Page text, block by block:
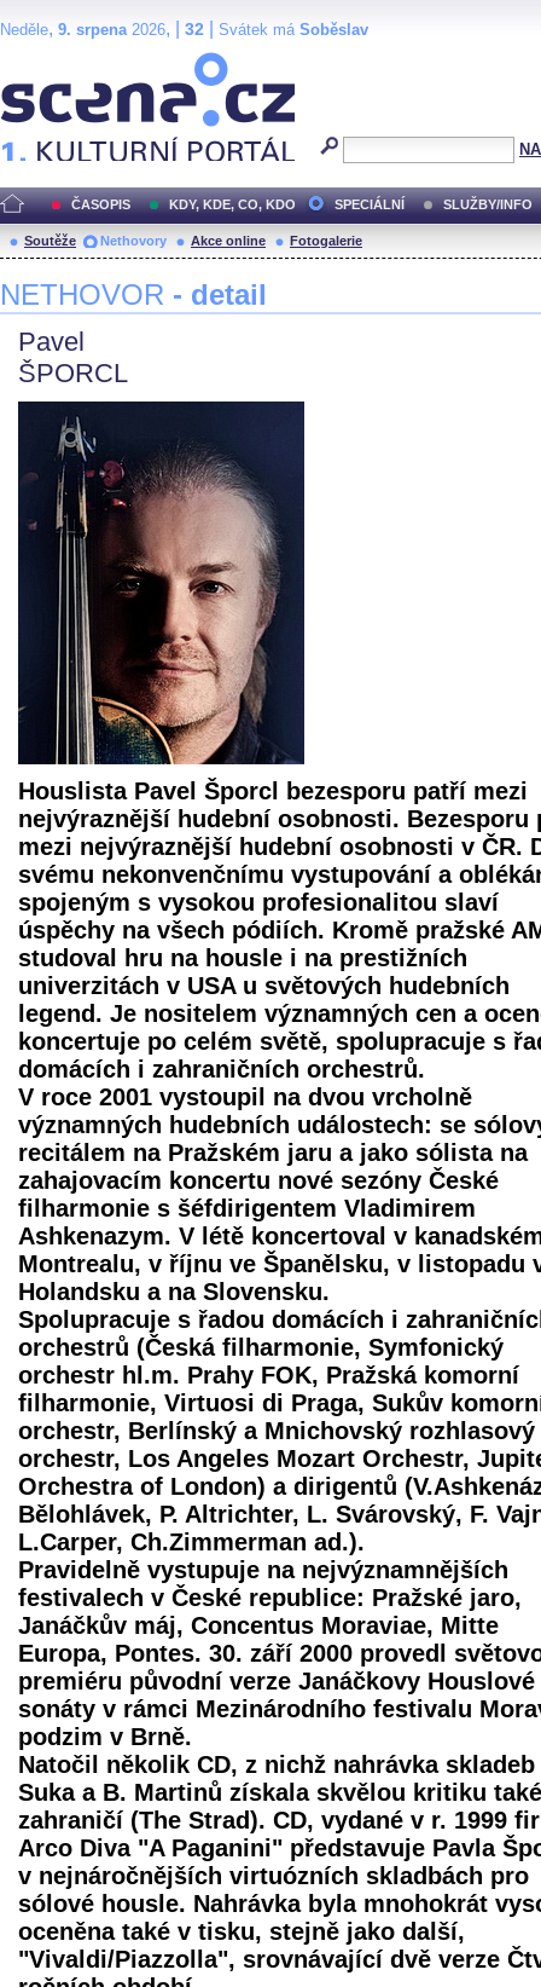
Neděle, 9. srpena2026, | 32 Svátek má Soběslav
ČASOPIS KDY, KDE, CO, KDO SPECIÁLNÍ SLUŽBY/INFO
Soutěže Nethovory Akce online Fotogalerie
NETHOVOR - detail
Pavel
ŠPORCL
Houslista Pavel Šporcl
bezesporu patří mezi
nejvýraznější hudební osobnosti. Bezesporu
mezi nejvýraznější hudební osobnosti v ČR.
svému nekonvenčnímu vystupování a
spojeným s vysokou profesionalitou slaví
úspěchy na všech pódiích. Kromě pražské
studoval hru na housle i na prestižních
univerzitách v USA u světových hudebních
legend. Je nositelem významných cen a
koncertuje po celém světě, spolupracuje s
domácích i zahraničních orchestrů.
V roce 2001 vystoupil na dvou vrcholně
významných hudebních událostech: se
recitálem na Pražském jaru a jako sólista na
zahajovacím koncertu nové sezóny České
filharmonie s šéfdirigentem Vladimirem
Ashkenazym. V létě koncertoval v
Montrealu, v říjnu ve Španělsku, v listopadu
Holandsku a na Slovensku.
Spolupracuje s řadou domácích i
orchestrů (Česká filharmonie, Symfonický
orchestr hl.m. Prahy FOK, Pražská komorní
filharmonie, Virtuosi di Praga, Sukův
orchestr, Berlínský a Mnichovský rozhlasový
orchestr, Los Angeles Mozart Orchestr,
Orchestra of London) a dirigentů
Bělohlávek, P. Altrichter, L. Svárovský, F.
L.Carper, Ch.Zimmerman ad.).
Pravidelně vystupuje na nejvýznamnějších
festivalech v České republice: Pražské jaro,
Janáčkův máj, Concentus Moraviae, Mitte
Europa, Pontes. 30. září 2000 provedl
premiéru původní verze Janáčkovy Houslové
sonáty v rámci Mezinárodního festivalu
podzim v Brně.
Natočil několik CD, z nichž nahrávka skladeb
Suka a B. Martinů získala skvělou kritiku
zahraničí (The Strad). CD, vydané v r. 1999
Arco Diva "A Paganini" představuje Pavla
v nejnáročnějších virtuózních skladbách pro
sólové housle. Nahrávka byla mnohokrát
oceněna také v tisku, stejně jako další,
"Vivaldi/Piazzolla", srovnávající dvě verze